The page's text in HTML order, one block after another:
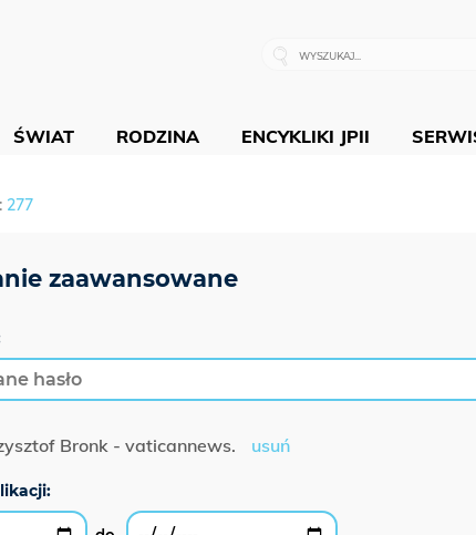
ŚWIAT RODZINA ENCYKLIKI JPII
277
Bronk - vaticannews. usuń